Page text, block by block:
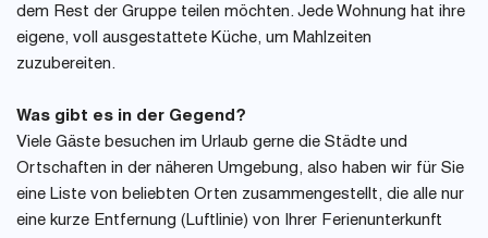
dem Rest der Gruppe teilen möchten. Jede Wohnung hat ihre
eigene, voll ausgestattete Küche, um Mahlzeiten
zuzubereiten.
Was gibt es in der Gegend?
Viele Gäste besuchen im Urlaub gerne die Städte und
Ortschaften in der näheren Umgebung, also haben wir für Sie
eine Liste von beliebten Orten zusammengestellt, die alle nur
eine kurze Entfernung (Luftlinie) von Ihrer Ferienunterkunft